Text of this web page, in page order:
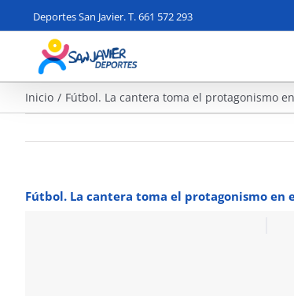
contenido
Deportes San Javier. T. 661 572 293
Inicio Fútbol. La cantera toma el protagonismo
Fútbol. La cantera toma el protagonismo en